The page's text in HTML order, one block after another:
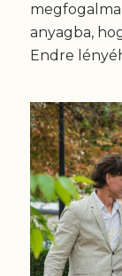
anyagba,
Endre